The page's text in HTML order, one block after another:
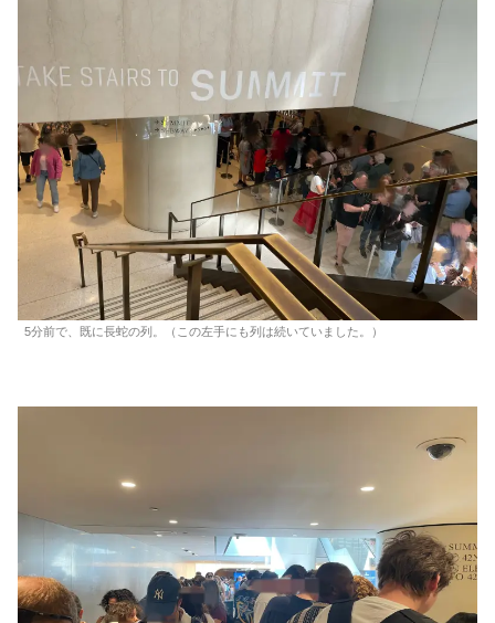
5分前で、既に長蛇の列。（この左手にも列は続いていました。）